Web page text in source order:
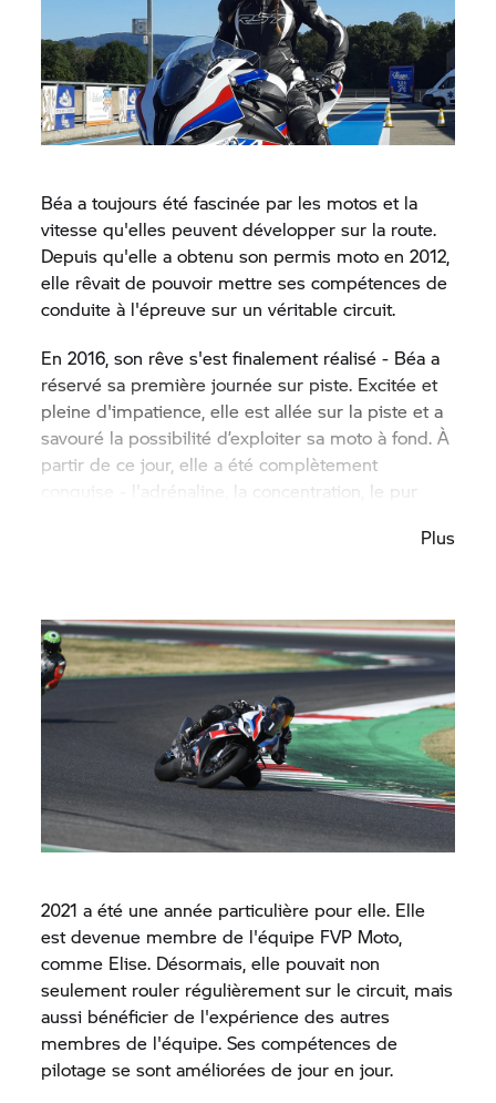
Béa a toujours été fascinée par les motos et la
vitesse qu'elles peuvent développer sur la route.
Depuis qu'elle a obtenu son permis moto en 2012,
elle rêvait de pouvoir mettre ses compétences de
conduite à l'épreuve sur un véritable circuit.
En 2016, son rêve s'est finalement réalisé - Béa a
réservé sa première journée sur piste. Excitée et
pleine d'impatience, elle est allée sur la piste et a
savouré la possibilité d’exploiter sa moto à fond. À
partir de ce jour, elle a été complètement
conquise - l'adrénaline, la concentration, le pur
Plus
2021 a été une année particulière pour elle. Elle
est devenue membre de l'équipe FVP Moto,
comme Elise. Désormais, elle pouvait non
seulement rouler régulièrement sur le circuit, mais
aussi bénéficier de l'expérience des autres
membres de l'équipe. Ses compétences de
pilotage se sont améliorées de jour en jour.